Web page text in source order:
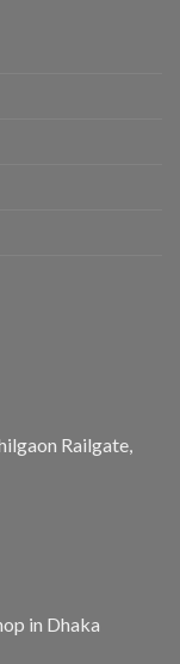
Railgate,
in Dhaka